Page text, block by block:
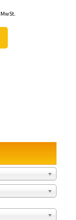
€.